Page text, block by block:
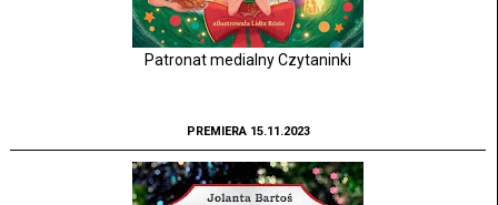
Patronat medialny Czytaninki
PREMIERA 15.11.2023